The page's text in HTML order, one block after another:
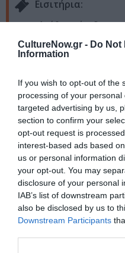
CultureNow.gr - Do Not
Information
If you wish to opt-out of the
processing of your
targeted advertising by us,
section to confirm your
opt-out request is
interest-based ads based
us or personal information
your opt-out. You may
disclosure of your personal
IAB’s list of downstream
also be disclosed by us to
Downstream Participants
Eισιτήρια:
Ελεύθερη είσοδος
Πληροφορίες /
efa.gr
Ακολουθήστε το
μάθετε πρώτοι όλες τις
Δείτε όλα τατελευταία
Πολιτισμό στο
Νέοι Διαγωνισμοί